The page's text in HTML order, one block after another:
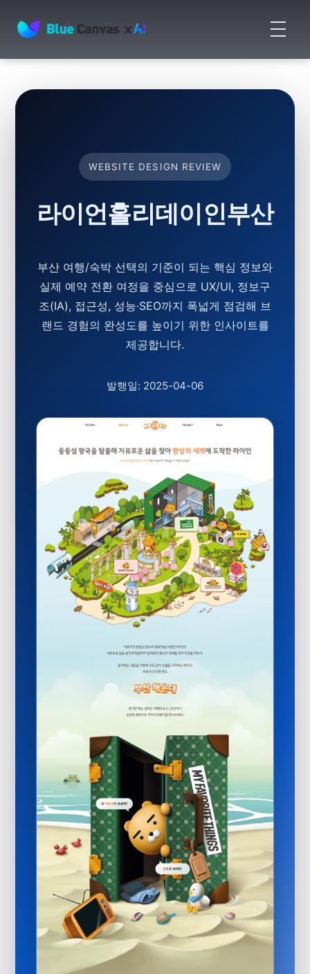
BLUECANVAS
메
뉴
기
WEBSITE DESIGN REVIEW
라이언홀리데이인부산
부산 여행/숙박 선택의 기준이 되는 핵심 정보와
실제 예약 전환 여정을 중심으로 UX/UI, 정보구
조(IA), 접근성, 성능·SEO까지 폭넓게 점검해 브
랜드 경험의 완성도를 높이기 위한 인사이트를
제공합니다.
발행일: 2025-04-06